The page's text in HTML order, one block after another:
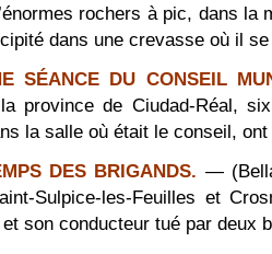
rochers à pic, dans la
dans une crevasse où il
SÉANCE DU CONSEIL
province de Ciudad-Réal,
la salle où était le conseil,
DES BRIGANDS. —
Sulpice-les-Feuilles et
son conducteur tué par deux